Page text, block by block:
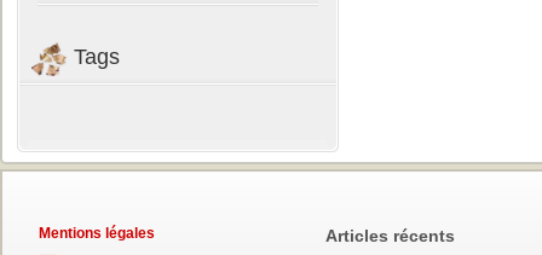
Tags
Mentions légales
Articles récents